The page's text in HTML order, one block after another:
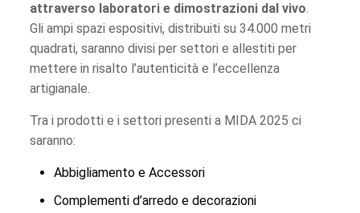
attraverso laboratori e dimostrazioni dal vivo.
Gli ampi spazi espositivi, distribuiti su 34.000 metri
quadrati, saranno divisi per settori e allestiti per
mettere in risalto l’autenticità e l’eccellenza
artigianale.​
Tra i prodotti e i settori presenti a MIDA 2025 ci
saranno:
Abbigliamento e Accessori
Complementi d’arredo e decorazioni